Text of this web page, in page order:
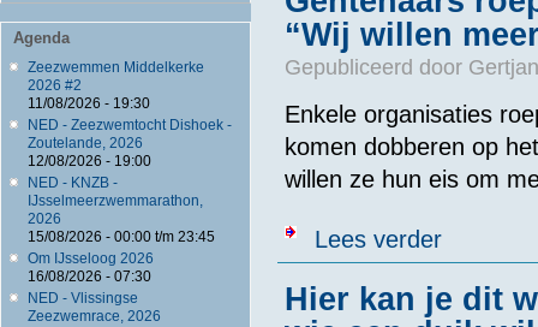
Agenda
Zeezwemmen Middelkerke
2026 #2
11/08/2026 - 19:30
NED - Zeezwemtocht Dishoek -
Zoutelande, 2026
12/08/2026 - 19:00
NED - KNZB -
IJsselmeerzwemmarathon,
2026
15/08/2026 - 00:00t/m 23:45
Om IJsseloog 2026
16/08/2026 - 07:30
NED - Vlissingse
Zeezwemrace, 2026
“Wij willen
Gepubliceerd door
Enkele organisaties
komen dobberen op
willen ze hun eis om
Lees verderover
Hier kan je dit